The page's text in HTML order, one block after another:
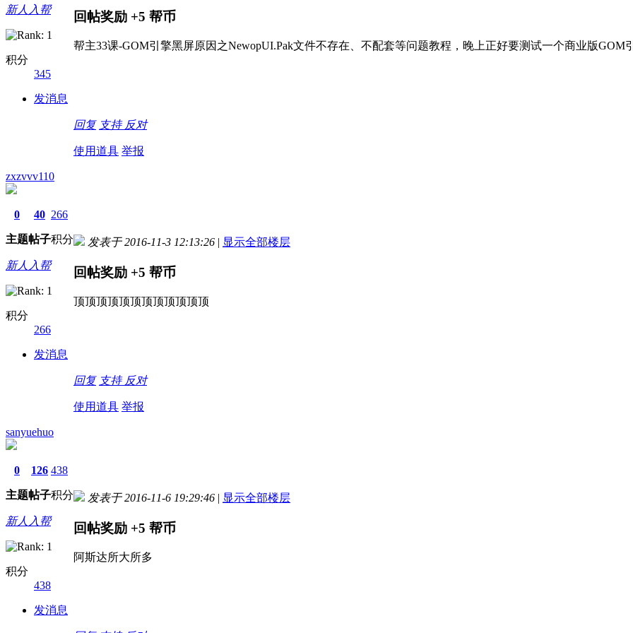
新人入帮
积分
345
发消息
回帖奖励 +5 帮币
帮主33课-GOM引擎黑屏原因之NewopUI.Pak文件不存在、不配套等问题教程，晚上正好要测试一个商业版GOM
回复 支持 反对
使用道具 举报
zxzvvv110
0
主题
40
帖子
266
积分
新人入帮
积分
266
发消息
发表于 2016-11-3 12:13:26 | 显示全部楼层
回帖奖励 +5 帮币
顶顶顶顶顶顶顶顶顶顶顶顶
回复 支持 反对
使用道具 举报
sanyuehuo
0
主题
126
帖子
438
积分
新人入帮
积分
438
发消息
发表于 2016-11-6 19:29:46 | 显示全部楼层
回帖奖励 +5 帮币
阿斯达所大所多